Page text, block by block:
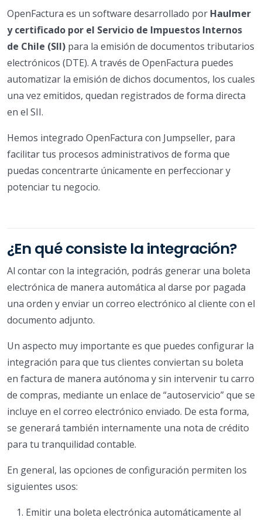
OpenFactura es un software desarrollado por Haulmer
y certificado por el Servicio de Impuestos Internos
de Chile (SII) para la emisión de documentos tributarios
electrónicos (DTE). A través de OpenFactura puedes
automatizar la emisión de dichos documentos, los cuales
una vez emitidos, quedan registrados de forma directa
en el SII.
Hemos integrado OpenFactura con Jumpseller, para
facilitar tus procesos administrativos de forma que
puedas concentrarte únicamente en perfeccionar y
potenciar tu negocio.
¿En qué consiste la integración?
Al contar con la integración, podrás generar una boleta
electrónica de manera automática al darse por pagada
una orden y enviar un correo electrónico al cliente con el
documento adjunto.
Un aspecto muy importante es que puedes configurar la
integración para que tus clientes conviertan su boleta
en factura de manera autónoma y sin intervenir tu carro
de compras, mediante un enlace de “autoservicio” que se
incluye en el correo electrónico enviado. De esta forma,
se generará también internamente una nota de crédito
para tu tranquilidad contable.
En general, las opciones de configuración permiten los
siguientes usos:
Emitir una boleta electrónica automáticamente al